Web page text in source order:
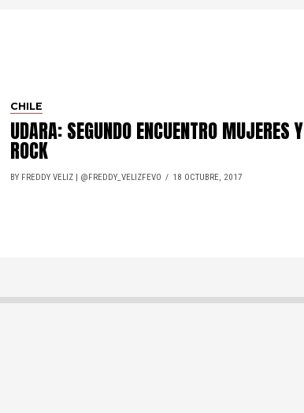
CHILE
UDARA: SEGUNDO ENCUENTRO MUJERES Y
ROCK
BY FREDDY VELIZ | @FREDDY_VELIZFEVO 18 OCTUBRE, 2017